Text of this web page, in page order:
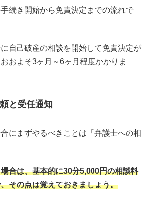
続き開始から免責決定までの流れで
自己破産の相談を開始して免責決定が
およそ3ヶ月～6ヶ月程度かかりま
と受任通知
にまずやるべきことは「弁護士への相
合は、基本的に30分5,000円の相談料
その点は覚えておきましょう。